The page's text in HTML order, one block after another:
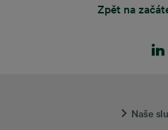
Zpět na
Naše